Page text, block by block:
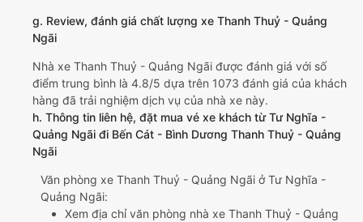
g. Review, đánh giá chất lượng xe Thanh Thuỷ - Quảng
Ngãi
Nhà xe Thanh Thuỷ - Quảng Ngãi được đánh giá với số
điểm trung bình là 4.8/5 dựa trên 1073 đánh giá của khách
hàng đã trải nghiệm dịch vụ của nhà xe này.
h. Thông tin liên hệ, đặt mua vé xe khách từ Tư Nghĩa -
Quảng Ngãi đi Bến Cát - Bình Dương Thanh Thuỷ - Quảng
Ngãi
Văn phòng xe Thanh Thuỷ - Quảng Ngãi ở Tư Nghĩa -
Quảng Ngãi:
Xem địa chỉ văn phòng nhà xe Thanh Thuỷ - Quảng